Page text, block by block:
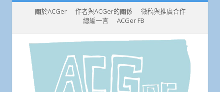
關於ACGer 作者與ACGer的關係
徵稿與推廣合作
總編一言
ACGer FB